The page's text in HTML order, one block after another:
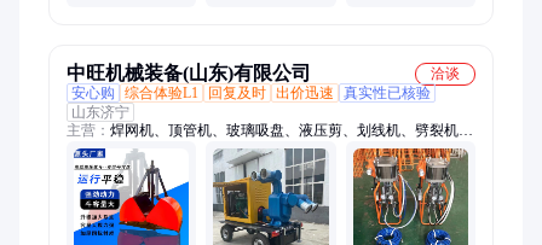
中旺机械装备(山东)有限公司
洽谈
安心购
综合体验L1 回复及时 出价迅速
真实性已核验
山东济宁
主营： 焊网机、顶管机、玻璃吸盘、液压剪、划线机、劈裂机、
相贯线切割机、制氮机、劈裂棒、破桩机、喷砂机、蒸汽养护
机、电动叉车、破碎锤、生物质燃烧机、螺旋钻机、打桩机、板
换夹紧器、激光除锈机、柴油泵车、开沟机、压链机